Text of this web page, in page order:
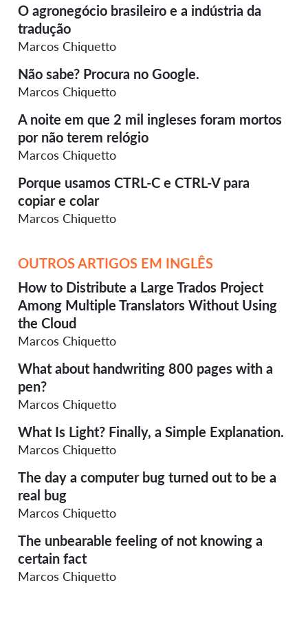
O agronegócio brasileiro e a indústria da
tradução
Marcos Chiquetto
Não sabe? Procura no Google.
Marcos Chiquetto
A noite em que 2 mil ingleses foram mortos
por não terem relógio
Marcos Chiquetto
Porque usamos CTRL-C e CTRL-V para
copiar e colar
Marcos Chiquetto
OUTROS ARTIGOS EM INGLÊS
How to Distribute a Large Trados Project
Among Multiple Translators Without Using
the Cloud
Marcos Chiquetto
What about handwriting 800 pages with a
pen?
Marcos Chiquetto
What Is Light? Finally, a Simple Explanation.
Marcos Chiquetto
The day a computer bug turned out to be a
real bug
Marcos Chiquetto
The unbearable feeling of not knowing a
certain fact
Marcos Chiquetto